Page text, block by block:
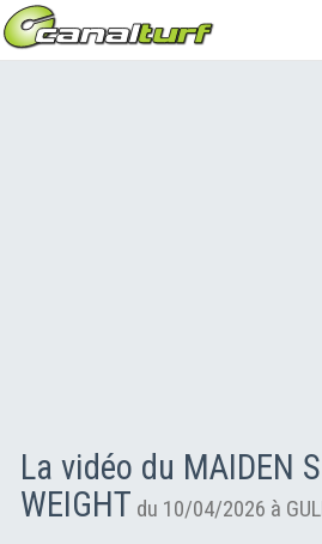
La vidéo du MAIDEN
WEIGHT du 10/04/2026 à